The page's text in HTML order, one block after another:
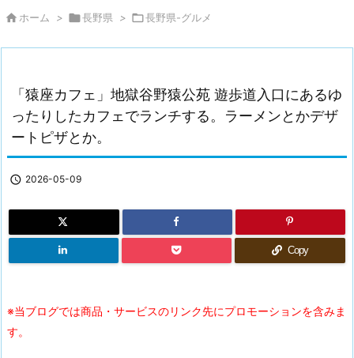
 ホーム > 長野県 > 長野県-グルメ
「猿座カフェ」地獄谷野猿公苑 遊歩道入口にあるゆ
ったりしたカフェでランチする。ラーメンとかデザ
ートピザとか。
 2026-05-09
Copy
※当ブログでは商品・サービスのリンク先にプロモーションを含みま
す。